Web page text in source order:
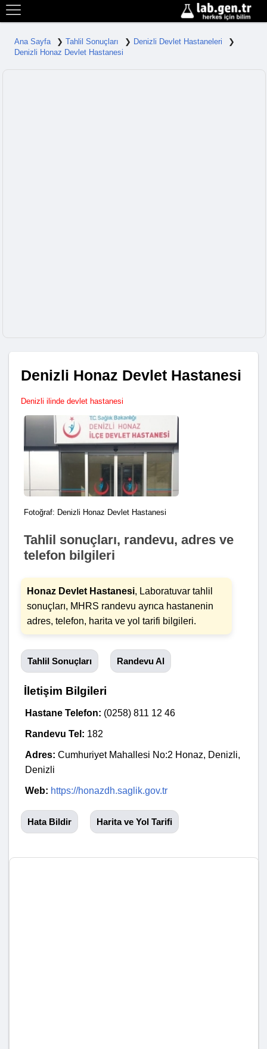
Ana Sayfa Tahlil Sonuçları
Denizli Devlet Hastaneleri
Denizli Honaz Devlet Hastanesi
Denizli Honaz Devlet Hastanesi
Denizli ilinde devlet hastanesi
Fotoğraf: Denizli Honaz Devlet Hastanesi
Tahlil sonuçları, randevu, adres ve
telefon bilgileri
Honaz Devlet Hastanesi, Laboratuvar tahlil
sonuçları, MHRS randevu ayrıca hastanenin
adres, telefon, harita ve yol tarifi bilgileri.
Tahlil Sonuçları Randevu Al
İletişim Bilgileri
Hastane Telefon: (0258) 811 12 46
Randevu Tel: 182
Adres:Cumhuriyet Mahallesi No:2 Honaz, Denizli,
Denizli
Web: https://honazdh.saglik.gov.tr
Hata Bildir Harita ve Yol Tarifi